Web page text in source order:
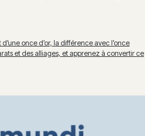
once d’or, la différence avec l’once
et des alliages, et apprenez à convertir ce